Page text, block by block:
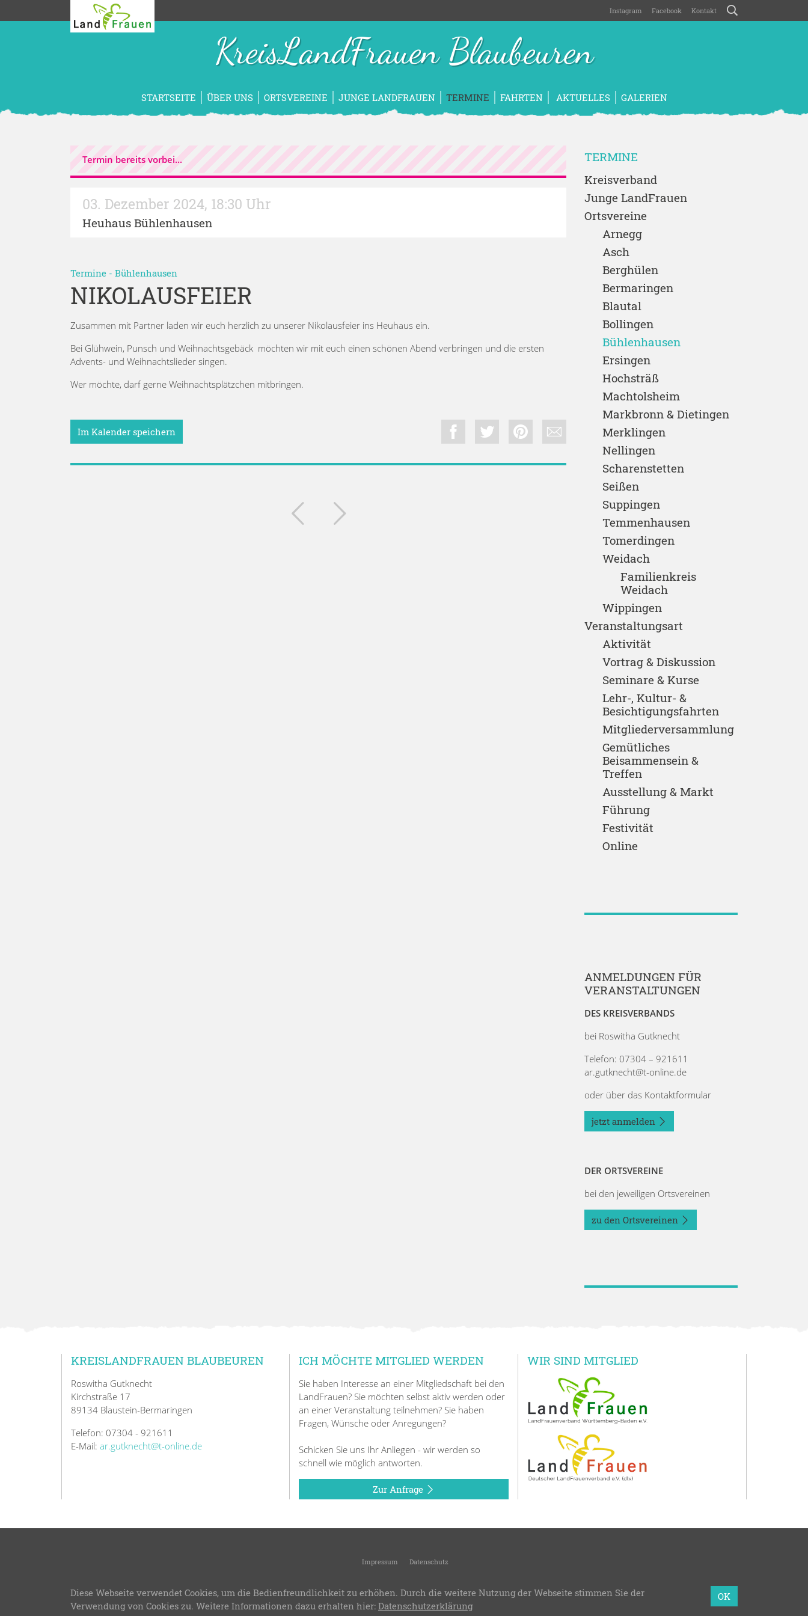
Instagram Facebook Kontakt
KreisLandFrauen Blaubeuren
STARTSEITE ÜBER UNS ORTSVEREINE JUNGE LANDFRAUEN TERMINE FAHRTEN AKTUELLES GALERIEN
Termin bereits vorbei...
03. Dezember 2024, 18:30 Uhr
Heuhaus Bühlenhausen
Termine - Bühlenhausen
NIKOLAUSFEIER
Zusammen mit Partner laden wir euch herzlich zu unserer Nikolausfeier ins Heuhaus ein.
Bei Glühwein, Punsch und Weihnachtsgebäck möchten wir mit euch einen schönen Abend verbringen und die ersten
Advents- und Weihnachtslieder singen.
Wer möchte, darf gerne Weihnachtsplätzchen mitbringen.
Im Kalender speichern
TERMINE
Kreisverband
Junge LandFrauen
Ortsvereine
Arnegg
Asch
Berghülen
Bermaringen
Blautal
Bollingen
Bühlenhausen
Ersingen
Hochsträß
Machtolsheim
Markbronn & Dietingen
Merklingen
Nellingen
Scharenstetten
Seißen
Suppingen
Temmenhausen
Tomerdingen
Weidach
Familienkreis
Weidach
Wippingen
Veranstaltungsart
Aktivität
Vortrag & Diskussion
Seminare & Kurse
Lehr-, Kultur- &
Besichtigungsfahrten
Mitgliederversammlung
Gemütliches
Beisammensein &
Treffen
Ausstellung & Markt
Führung
Festivität
Online
ANMELDUNGEN FÜR
VERANSTALTUNGEN
DES KREISVERBANDS
bei Roswitha Gutknecht
Telefon: 07304 – 921611
ar.gutknecht@t-online.de
oder über das Kontaktformular
jetzt anmelden
DER ORTSVEREINE
bei den jeweiligen Ortsvereinen
zu den Ortsvereinen
KREISLANDFRAUEN BLAUBEUREN
Roswitha Gutknecht
Kirchstraße 17
89134 Blaustein-Bermaringen
Telefon: 07304 - 921611
E-Mail: ar.gutknecht@t-online.de
ICH MÖCHTE MITGLIED WERDEN
Sie haben Interesse an einer Mitgliedschaft bei den
LandFrauen? Sie möchten selbst aktiv werden oder
an einer Veranstaltung teilnehmen? Sie haben
Fragen, Wünsche oder Anregungen?
Schicken Sie uns Ihr Anliegen - wir werden so
schnell wie möglich antworten.
Zur Anfrage
WIR SIND MITGLIED
Impressum
Datenschutz
LFWB Theme Version 3.8-Bereitstellung:LandFrauenverband Württemberg-Baden e.V.-Design & Programmierung:bzweic GmbH OK
Diese Webseite verwendet Cookies, um die Bedienfreundlichkeit zu erhöhen. Durch die weitere Nutzung der Webseite stimmen Sie der
Verwendung von Cookies zu. Weitere Informationen dazu erhalten hier: Datenschutzerklärung